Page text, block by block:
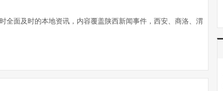
全面及时的本地资讯，内容覆盖陕西新闻事件，西安、商洛、渭